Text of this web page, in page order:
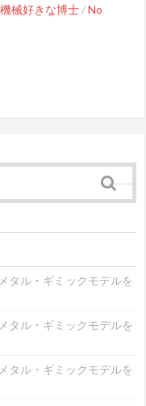
機械好きな博士 /No
ル・ギミックモデルを
ル・ギミックモデルを
ル・ギミックモデルを